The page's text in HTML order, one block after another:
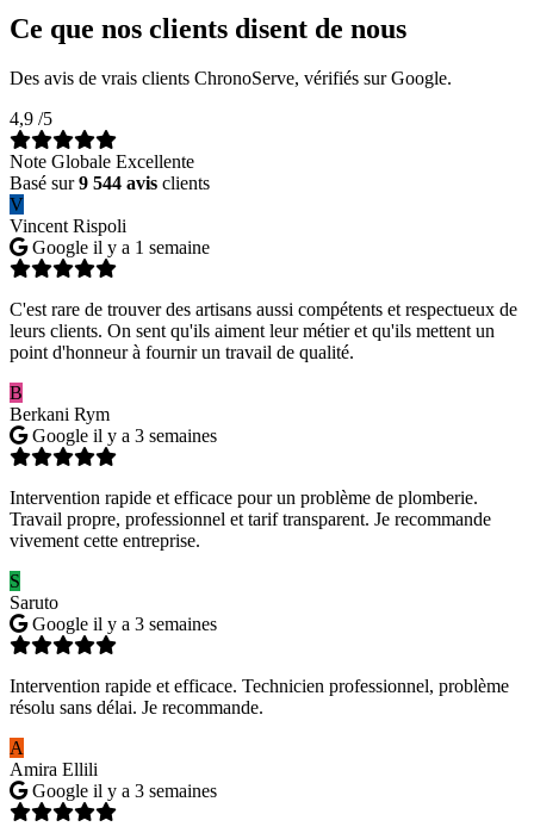
Ce que nos clients disent de nous
Des avis de vrais clients ChronoServe, vérifiés sur Google.
4,9 /5
Note Globale Excellente
Basé sur9 544 avis clients
V
Vincent Rispoli
Google il y a 1 semaine
C'est rare de trouver des artisans aussi compétents et respectueux de
leurs clients. On sent qu'ils aiment leur métier et qu'ils mettent un
point d'honneur à fournir un travail de qualité.
B
Berkani Rym
Google il y a 3 semaines
Intervention rapide et efficace pour un problème de plomberie.
Travail propre, professionnel et tarif transparent. Je recommande
vivement cette entreprise.
S
Saruto
Google il y a 3 semaines
Intervention rapide et efficace. Technicien professionnel, problème
résolu sans délai. Je recommande.
A
Amira Ellili
Google il y a 3 semaines